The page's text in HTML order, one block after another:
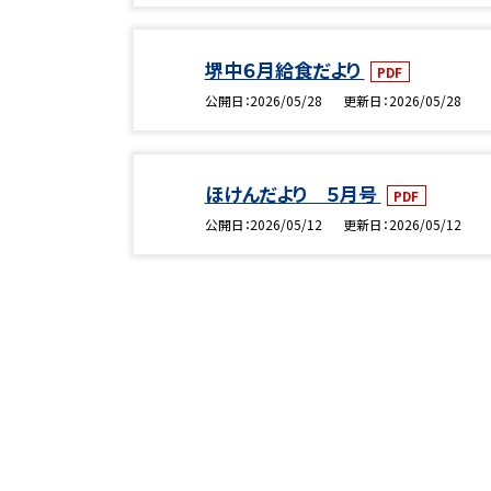
堺中６月給食だより
PDF
公開日 2026/05/28 更新日 2026/05/28
ほけんだより ５月号
PDF
公開日 2026/05/12 更新日 2026/05/12